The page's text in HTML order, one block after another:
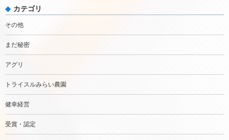
カテゴリ
その他
まだ秘密
アグリ
トライスルみらい農園
健幸経営
受賞・認定